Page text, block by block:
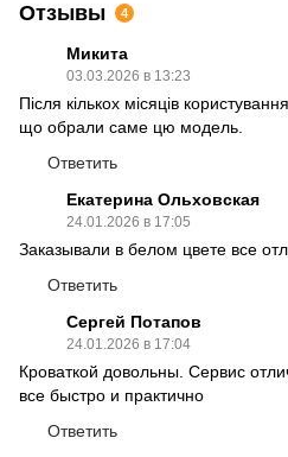
Отзывы 4
Микита
03.03.2026 в 13:23
Після кількох місяців
що обрали саме цю модель.
Ответить
Екатерина Ольховская
24.01.2026 в 17:05
Заказывали в белом цвете все
Ответить
Сергей Потапов
24.01.2026 в 17:04
Кроваткой довольны. Сервис
все быстро и практично
Ответить